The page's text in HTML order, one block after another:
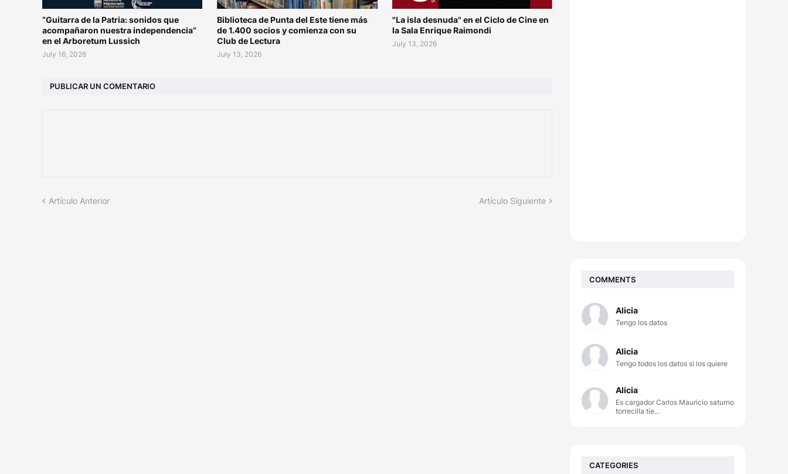
“Guitarra de la Patria: sonidos que
acompañaron nuestra independencia”
en el Arboretum Lussich
July 16, 2026
Biblioteca de Punta del Este tiene más
de 1.400 socios y comienza con su
Club de Lectura
July 13, 2026
"La isla desnuda" en el Ciclo de Cine en
la Sala Enrique Raimondi
July 13, 2026
PUBLICAR UN COMENTARIO
Artículo Anterior Artículo Siguiente
COMMENTS
Alicia
Tengo los datos
Alicia
Tengo todos los datos si los quiere
Alicia
Es cargador Carlos Mauricio saturno
torrecilla tie...
CATEGORIES